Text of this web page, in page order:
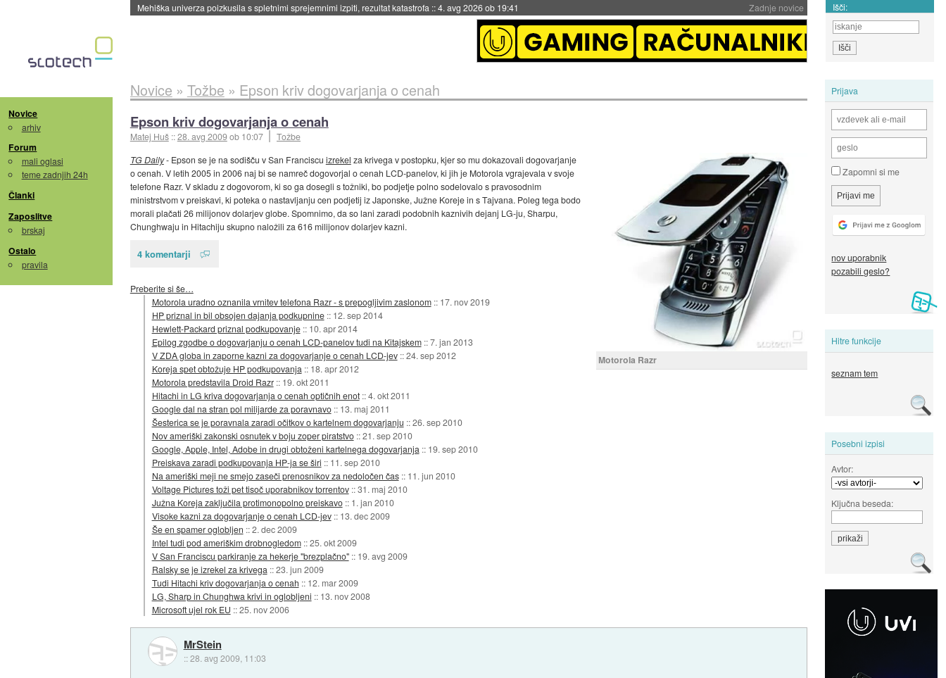
Zadnje novice
Mehiška univerza poizkusila s spletnimi sprejemnimi izpiti, rezultat katastrofa ::4. avg 2026 ob 19:41 Išči:
Novice
arhiv
Forum
mali oglasi
teme zadnjih 24h
Članki
Zaposlitve
brskaj
Ostalo
pravila
Prijava
Zapomni si me
nov uporabnik
pozabili geslo?
Hitre funkcije
seznam tem
Posebni izpisi
Avtor:
Ključna beseda:
Novice » Tožbe » Epson kriv dogovarjanja o cenah
Epson kriv dogovarjanja o cenah
Matej Huš ::28. avg 2009ob 10:07 Tožbe
Motorola Razr
TG Daily- Epson se je na sodišču v San Franciscu izrekel za krivega v postopku, kjer so mu dokazovali dogovarjanje
o cenah. V letih 2005 in 2006 naj bi se namreč dogovorjal o cenah LCD-panelov, ki jih je Motorola vgrajevala v svoje
telefone Razr. V skladu z dogovorom, ki so ga dosegli s tožniki, bo podjetje polno sodelovalo s pravosodnim
ministrstvom v preiskavi, ki poteka o nastavljanju cen podjetij iz Japonske, Južne Koreje in s Tajvana. Poleg tega bodo
morali plačati 26 milijonov dolarjev globe. Spomnimo, da so lani zaradi podobnih kaznivih dejanj LG-ju, Sharpu,
Chunghwaju in Hitachiju skupno naložili za 616 milijonov dolarjev kazni.
4 komentarji
Preberite si še…
Motorola uradno oznanila vrnitev telefona Razr - s prepogljivim zaslonom :: 17. nov 2019
HP priznal in bil obsojen dajanja podkupnine :: 12. sep 2014
Hewlett-Packard priznal podkupovanje :: 10. apr 2014
Epilog zgodbe o dogovarjanju o cenah LCD-panelov tudi na Kitajskem ::7. jan 2013
V ZDA globa in zaporne kazni za dogovarjanje o cenah LCD-jev ::24. sep 2012
Koreja spet obtožuje HP podkupovanja :: 18. apr 2012
Motorola predstavila Droid Razr :: 19. okt 2011
Hitachi in LG kriva dogovarjanja o cenah optičnih enot ::4. okt 2011
Google dal na stran pol milijarde za poravnavo :: 13. maj 2011
Šesterica se je poravnala zaradi očitkov o kartelnem dogovarjanju ::26. sep 2010
Nov ameriški zakonski osnutek v boju zoper piratstvo ::21. sep 2010
Google, Apple, Intel, Adobe in drugi obtoženi kartelnega dogovarjanja :: 19. sep 2010
Preiskava zaradi podkupovanja HP-ja se širi :: 11. sep 2010
Na ameriški meji ne smejo zaseči prenosnikov za nedoločen čas :: 11. jun 2010
Voltage Pictures toži pet tisoč uporabnikov torrentov ::31. maj 2010
Južna Koreja zaključila protimonopolno preiskavo :: 1. jan 2010
Visoke kazni za dogovarjanje o cenah LCD-jev :: 13. dec 2009
Še en spamer oglobljen ::2. dec 2009
Intel tudi pod ameriškim drobnogledom ::25. okt 2009
V San Franciscu parkiranje za hekerje "brezplačno" :: 19. avg 2009
Ralsky se je izrekel za krivega ::23. jun 2009
Tudi Hitachi kriv dogovarjanja o cenah :: 12. mar 2009
LG, Sharp in Chunghwa krivi in oglobljeni :: 13. nov 2008
Microsoft ujel rok EU ::25. nov 2006
MrStein
::28. avg 2009, 11:03